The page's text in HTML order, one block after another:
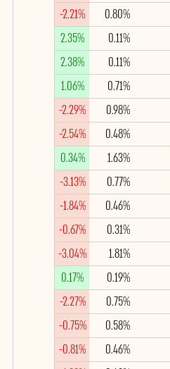
0.80%
-2.21%
0.11%
2.35%
0.11%
2.38%
0.71%
1.06%
0.98%
-2.29%
0.48%
-2.54%
1.63%
0.34%
0.77%
-3.13%
0.46%
-1.84%
0.31%
-0.67%
1.81%
-3.04%
0.19%
0.17%
0.75%
-2.27%
0.58%
-0.75%
0.46%
-0.81%